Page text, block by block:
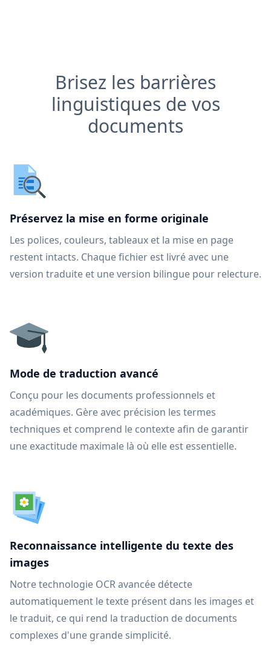
Brisez les barrières
linguistiques de vos
documents
Préservez la mise en forme originale
Les polices, couleurs, tableaux et la mise en page
restent intacts. Chaque fichier est livré avec une
version traduite et une version bilingue pour relecture.
Mode de traduction avancé
Conçu pour les documents professionnels et
académiques. Gère avec précision les termes
techniques et comprend le contexte afin de garantir
une exactitude maximale là où elle est essentielle.
Reconnaissance intelligente du texte des
images
Notre technologie OCR avancée détecte
automatiquement le texte présent dans les images et
le traduit, ce qui rend la traduction de documents
complexes d'une grande simplicité.